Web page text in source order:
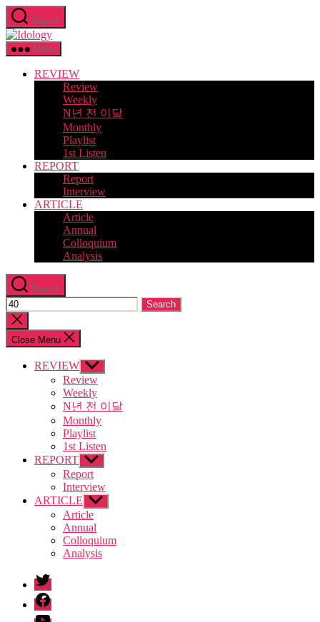
Skip
to
the
content
Search
Idology
Menu
REVIEW
Review
Weekly
N년 전 이달
Monthly
Playlist
1st Listen
REPORT
Report
Interview
ARTICLE
Article
Annual
Colloquium
Analysis
Search
Search
for:
Close
search
Close Menu
REVIEW Show
sub
menu
Review
Weekly
N년 전 이달
Monthly
Playlist
1st Listen
REPORT Show
sub
menu
Report
Interview
ARTICLE Show
sub
menu
Article
Annual
Colloquium
Analysis
twitter
facebook
Youtube